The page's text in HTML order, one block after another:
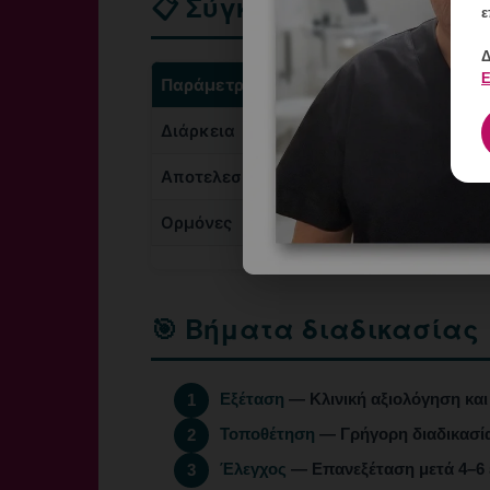
Παράμετρος
Διάρκεια
Αποτελεσματικότητα
Ορμόνες
🎯 Βήματα διαδικασίας
1 Εξέταση — Κλινική αξιολόγηση
2
Τοποθέτηση — Γρήγορη
3
Έλεγχος — Επανεξέταση μετά 4–6